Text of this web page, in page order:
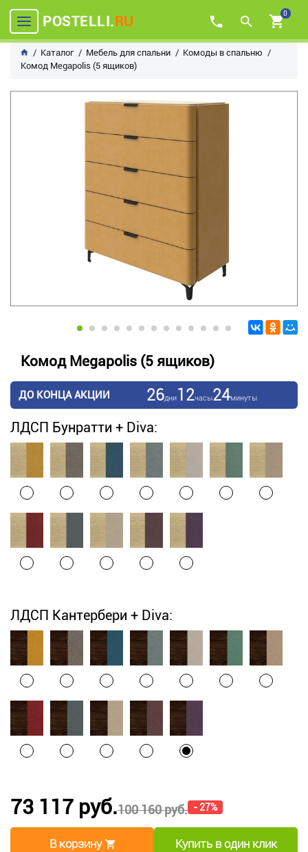
POSTELLI.RU 0
Каталог Мебель для спальни
Комоды в спальню
Комод Megapolis (5 ящиков)
Комод Megapolis (5 ящиков)
ДО КОНЦА АКЦИИ 26дни12часы24минуты
ЛДСП Бунратти + Diva:
ЛДСП Кантербери + Diva:
100 160 руб. - 27%
73 117 руб.
В корзину Купить в один клик